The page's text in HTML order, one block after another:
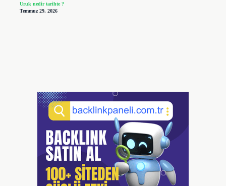
Uruk nedir tarihte ?
Temmuz 29, 2026